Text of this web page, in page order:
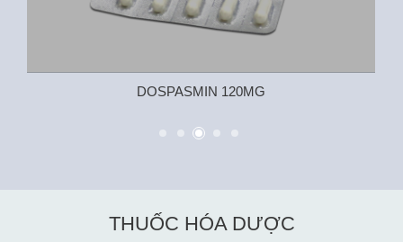
DOSPASMIN 120MG
THUỐC HÓA DƯỢC